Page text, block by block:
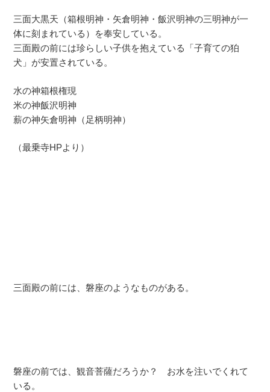
三面大黒天（箱根明神・矢倉明神・飯沢明神の三明神が一
体に刻まれている）を奉安している。
三面殿の前には珍らしい子供を抱えている「子育ての狛
犬」が安置されている。
水の神箱根権現
米の神飯沢明神
薪の神矢倉明神（足柄明神）
（最乗寺HPより）
三面殿の前には、磐座のようなものがある。
磐座の前では、観音菩薩だろうか？ お水を注いでくれて
いる。